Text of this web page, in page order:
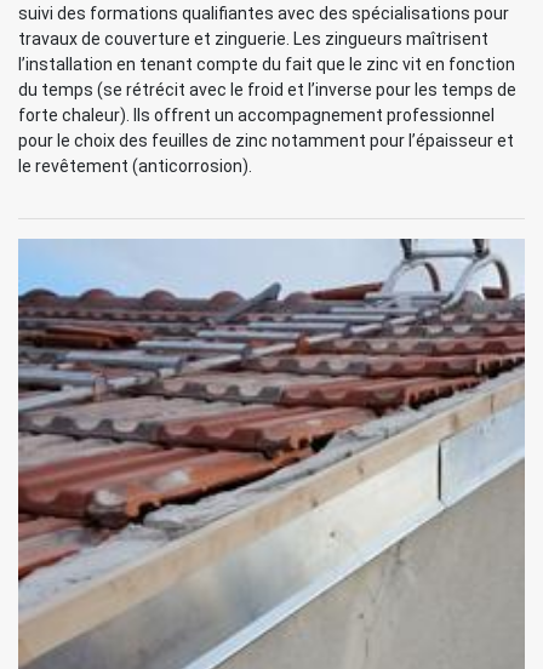
suivi des formations qualifiantes avec des spécialisations pour
travaux de couverture et zinguerie. Les zingueurs maîtrisent
l’installation en tenant compte du fait que le zinc vit en fonction
du temps (se rétrécit avec le froid et l’inverse pour les temps de
forte chaleur). Ils offrent un accompagnement professionnel
pour le choix des feuilles de zinc notamment pour l’épaisseur et
le revêtement (anticorrosion).